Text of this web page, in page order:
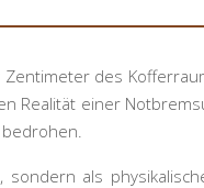
des
Realität einer
bedrohen.
als